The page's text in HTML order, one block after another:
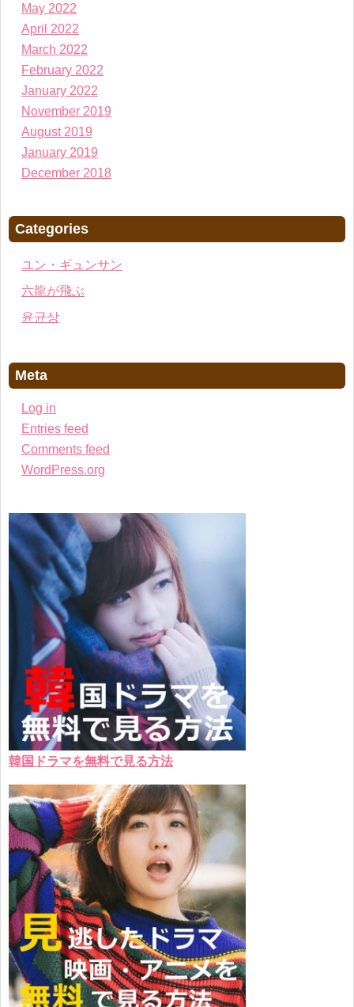
May 2022
April 2022
March 2022
February 2022
January 2022
November 2019
August 2019
January 2019
December 2018
Categories
ユン・ギュンサン
六龍が飛ぶ
윤균상
Meta
Log in
Entries feed
Comments feed
WordPress.org
韓国ドラマを無料で見る方法